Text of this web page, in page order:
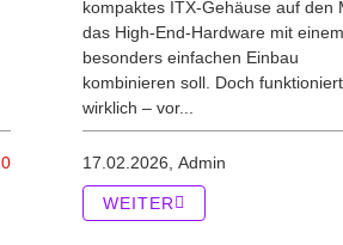
0Kommentare zum Artikel Hardware
kompaktes ITX-Gehäuse auf den
das High-End-Hardware mit einem
besonders einfachen Einbau
kombinieren soll. Doch
wirklich – vor...
17.02.2026, Admin
WEITER